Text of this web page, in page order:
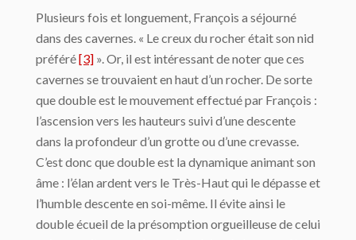
Plusieurs fois et longuement, François a séjourné
dans des cavernes. « Le creux du rocher était son nid
préféré[3] ». Or, il est intéressant de noter que ces
cavernes se trouvaient en haut d’un rocher. De sorte
que double est le mouvement effectué par François :
l’ascension vers les hauteurs suivi d’une descente
dans la profondeur d’un grotte ou d’une crevasse.
C’est donc que double est la dynamique animant son
âme : l’élan ardent vers le Très-Haut qui le dépasse et
l’humble descente en soi-même. Il évite ainsi le
double écueil de la présomption orgueilleuse de celui